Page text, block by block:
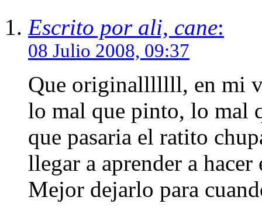
Escrito por ali, cane:
08 Julio 2008, 09:37
Que originalllllll, en mi
lo mal que pinto, lo mal
que pasaria el ratito
llegar a aprender a
Mejor dejarlo para